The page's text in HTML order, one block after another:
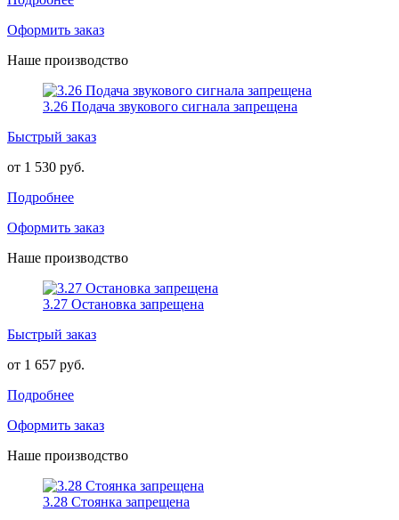
Оформить заказ
Наше производство
3.26 Подача звукового сигнала запрещена
Быстрый заказ
от 1 530 руб.
Подробнее
Оформить заказ
Наше производство
3.27 Остановка запрещена
Быстрый заказ
от 1 657 руб.
Подробнее
Оформить заказ
Наше производство
3.28 Стоянка запрещена